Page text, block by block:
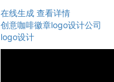
在线生成 查看详情
创意咖啡徽章logo设计公司
logo设计